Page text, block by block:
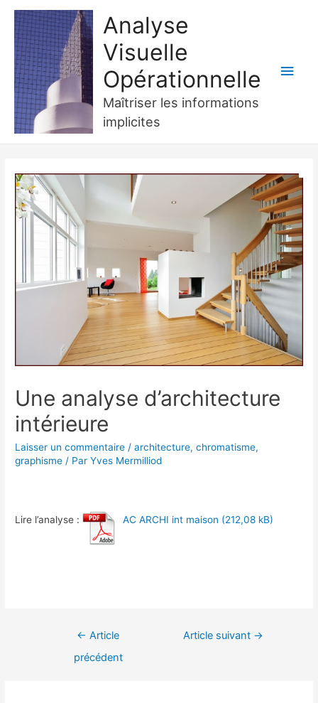
Analyse
Visuelle
Opérationnelle
Maîtriser les informations
implicites
Une analyse d’architecture
intérieure
Laisser un commentaire /architecture,chromatisme,
graphisme / ParYves Mermilliod
Lire l’analyse : AC ARCHI int maison
Navigation
← Article
précédent
Article suivant →